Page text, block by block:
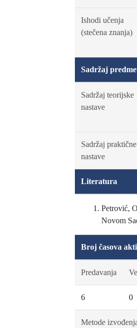
Ishodi učenja
(stečena znanja)
Sadržaj
Sadržaj teorijske
nastave
Sadržaj praktične
nastave
Literatura
Petrović,
Novom
Broj časova
Predavanja
6 0
Metode